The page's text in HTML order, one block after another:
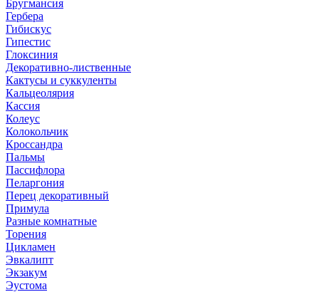
Бругмансия
Гербера
Гибискус
Гипестис
Глоксиния
Декоративно-лиственные
Кактусы и суккуленты
Кальцеолярия
Кассия
Колеус
Колокольчик
Кроссандра
Пальмы
Пассифлора
Пеларгония
Перец декоративный
Примула
Разные комнатные
Торения
Цикламен
Эвкалипт
Экзакум
Эустома